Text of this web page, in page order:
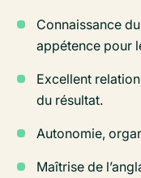
Connaissance
appétence pour
Excellent
du résultat.
Autonomie,
Maîtrise de